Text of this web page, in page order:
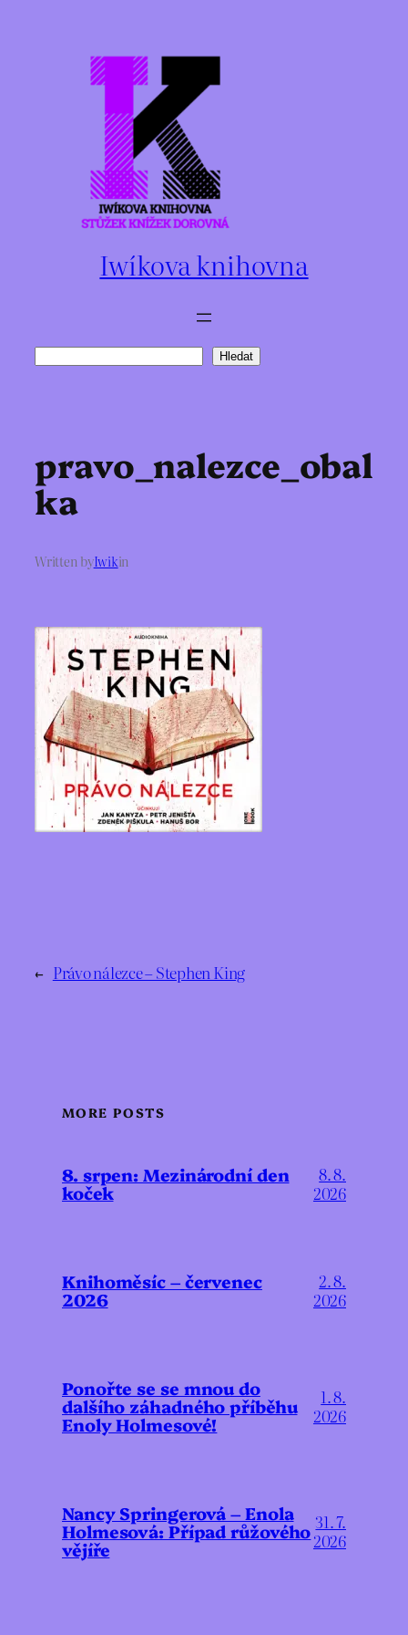
Iwíkova knihovna
Hledat
pravo_nalezce_obal
ka
Written byIwikin
← Právo nálezce – Stephen King
MORE POSTS
8. srpen: Mezinárodní den
koček
8. 8.
2026
Knihoměsíc – červenec
2026
2. 8.
2026
Ponořte se se mnou do
dalšího záhadného příběhu
Enoly Holmesové!
1. 8.
2026
Nancy Springerová – Enola
Holmesová: Případ růžového
vějíře
31. 7.
2026